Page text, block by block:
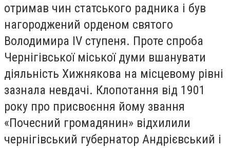
отримав чин статського радника і був
нагороджений орденом святого
Володимира IV ступеня. Проте спроба
Чернігівської міської думи вшанувати
діяльність Хижнякова на місцевому рівні
зазнала невдачі. Клопотання від 1901
року про присвоєння йому звання
«Почесний громадянин» відхилили
чернігівський губернатор Андрієвський і